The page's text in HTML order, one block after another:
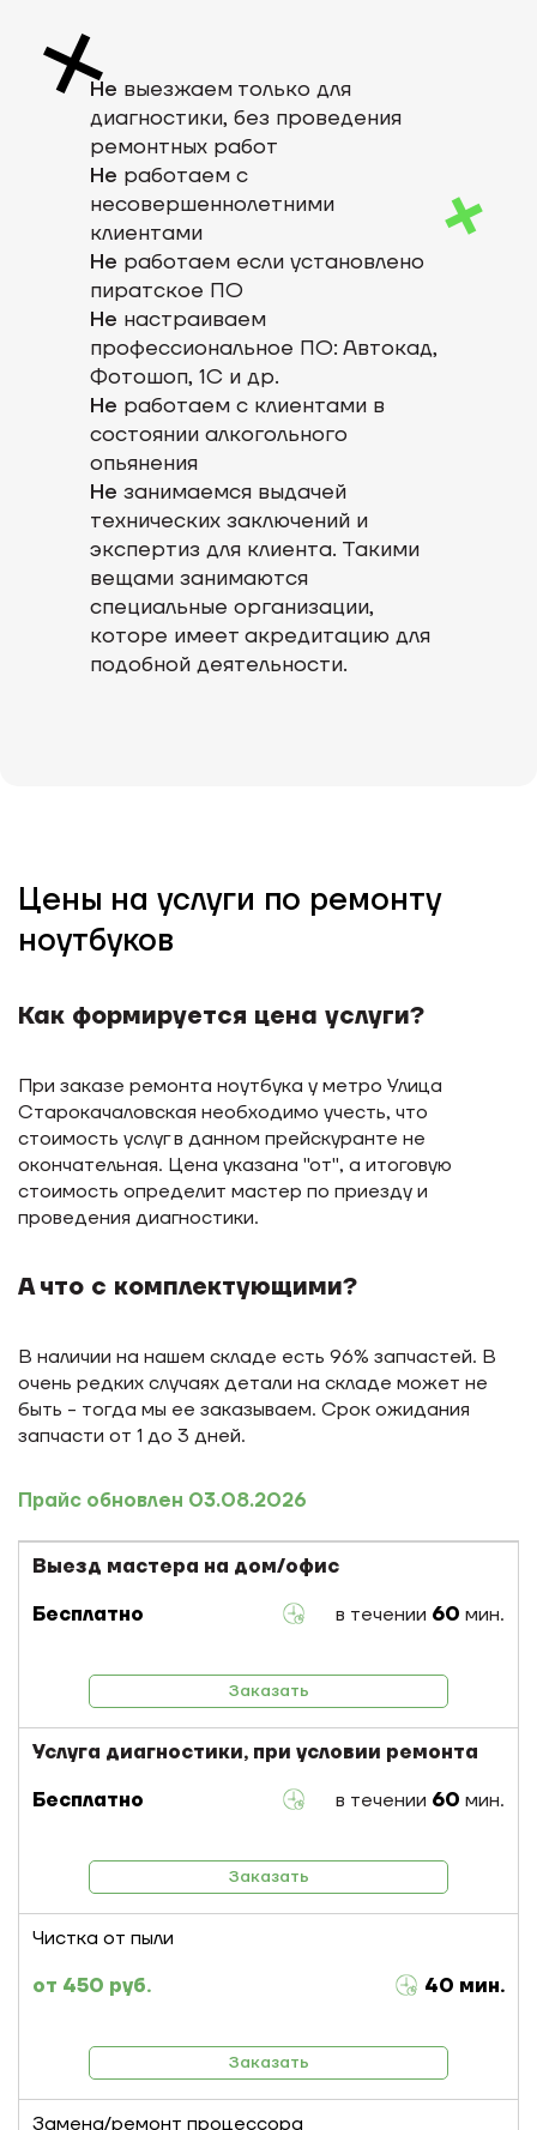
Не выезжаем только для
диагностики, без проведения
ремонтных работ
Не работаем с
несовершеннолетними
клиентами
Не работаем если установлено
пиратское ПО
Не настраиваем
профессиональное ПО: Автокад,
Фотошоп, 1С и др.
Не работаем с клиентами в
состоянии алкогольного
опьянения
Не занимаемся выдачей
технических заключений и
экспертиз для клиента. Такими
вещами занимаются
специальные организации,
которе имеет акредитацию для
подобной деятельности.
Цены на услуги по ремонту
ноутбуков
Как формируется цена услуги?
При заказе ремонта ноутбука у метро Улица
Старокачаловская необходимо учесть, что
стоимость услуг в данном прейскуранте не
окончательная. Цена указана "от", а итоговую
стоимость определит мастер по приезду и
проведения диагностики.
А что с комплектующими?
В наличии на нашем складе есть 96% запчастей. В
очень редких случаях детали на складе может не
быть - тогда мы ее заказываем. Срок ожидания
запчасти от 1 до 3 дней.
Прайс обновлен 03.08.2026
Выезд мастера на дом/офис
Бесплатно
в течении 60 мин.
Заказать
Услуга диагностики, при условии ремонта
Бесплатно
в течении 60 мин.
Заказать
Чистка от пыли
450 руб.
40 мин.
Заказать
Замена/ремонт процессора